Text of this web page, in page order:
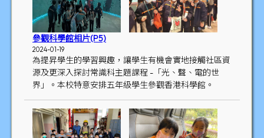
參觀科學館相片(P5)
2024-01-19
為提昇學生的學習興趣，讓學生有機會實地接觸社區資
源及更深入探討常識科主題課程 -「光、聲、電的世
界」。本校特意安排五年級學生參觀香港科學館。